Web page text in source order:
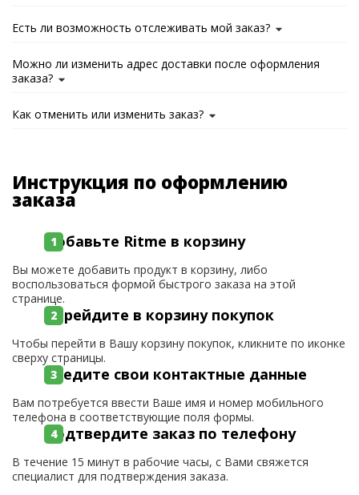
Есть ли возможность отслеживать мой заказ?
Можно ли изменить адрес доставки после оформления
заказа?
Как отменить или изменить заказ?
Инструкция по оформлению
заказа
Добавьте Ritme в корзину
Вы можете добавить продукт в корзину, либо
воспользоваться формой быстрого заказа на этой
странице.
Перейдите в корзину покупок
Чтобы перейти в Вашу корзину покупок, кликните по иконке
сверху страницы.
Введите свои контактные данные
Вам потребуется ввести Ваше имя и номер мобильного
телефона в соответствующие поля формы.
Подтвердите заказ по телефону
В течение 15 минут в рабочие часы, с Вами свяжется
специалист для подтверждения заказа.